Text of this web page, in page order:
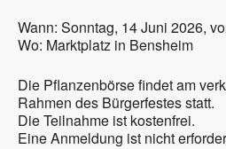
Wann: Sonntag, 14 Juni 2026,
Wo: Marktplatz in Bensheim
Die Pflanzenbörse findet am
Rahmen des Bürgerfestes statt.
Die Teilnahme ist kostenfrei.
Eine Anmeldung ist nicht